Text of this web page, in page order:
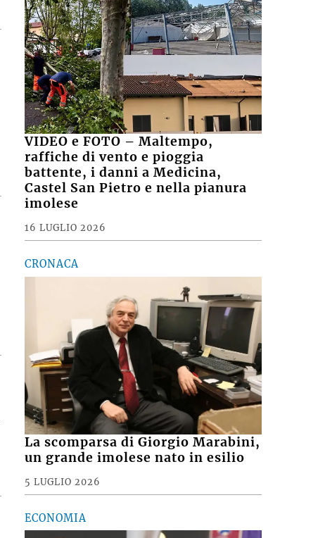
VIDEO e FOTO – Maltempo,
raffiche di vento e pioggia
battente, i danni a Medicina,
Castel San Pietro e nella pianura
imolese
16 LUGLIO 2026
CRONACA
La scomparsa di Giorgio Marabini,
un grande imolese nato in esilio
5 LUGLIO 2026
ECONOMIA